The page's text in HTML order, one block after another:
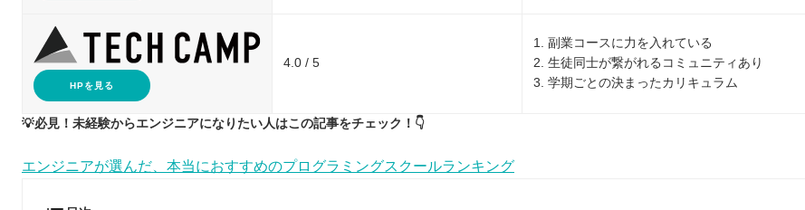
HPを見る
4.0 / 5
1. 副業コースに力を入れている
2. 生徒同士が繋がれるコミュニティあり
3. 学期ごとの決まったカリキュラム
💡必見！未経験からエンジニアになりたい人はこの記事をチェック！👇
エンジニアが選んだ、本当におすすめのプログラミングスクールランキング